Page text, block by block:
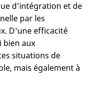
d’intégration et de
par les
D'une efficacité
bien aux
situations de
mais également à